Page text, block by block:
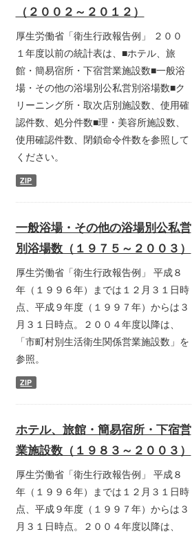
（２００２～２０１２）
厚生労働省「衛生行政報告例」 ２００
１年度以前の統計表は、■ホテル、旅
館・簡易宿所・下宿営業施設数■一般浴
場・その他の浴場別公私営別浴場数■ク
リーニング所・取次店別施設数、使用確
認件数、処分件数■理・美容所施設数、
使用確認件数、閉鎖命令件数を参照して
ください。
ZIP
一般浴場・その他の浴場別公私営
別浴場数（１９７５～２００３）
厚生労働省「衛生行政報告例」 平成８
年（１９９６年）までは１２月３１日時
点、平成９年度（１９９７年）からは３
月３１日時点。２００４年度以降は、
「市町村別生活衛生関係営業施設数」を
参照。
ZIP
ホテル、旅館・簡易宿所・下宿営
業施設数（１９８３～２００３）
厚生労働省「衛生行政報告例」 平成８
年（１９９６年）までは１２月３１日時
点、平成９年度（１９９７年）からは３
月３１日時点。２００４年度以降は、